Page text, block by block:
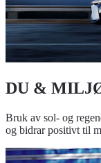
DU &
Bruk av sol- og
og bidrar positivt til